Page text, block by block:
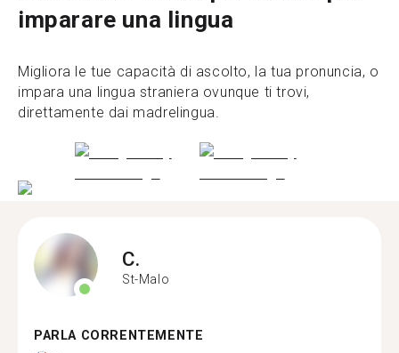
imparare una lingua
Migliora le tue capacità di ascolto, la tua pronuncia, o
impara una lingua straniera ovunque ti trovi,
direttamente dai madrelingua.
C.
St-Malo
PARLA CORRENTEMENTE